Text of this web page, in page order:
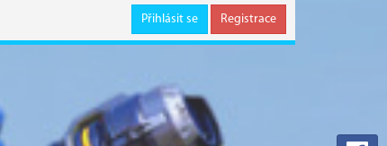
Přihlásit se Registrace